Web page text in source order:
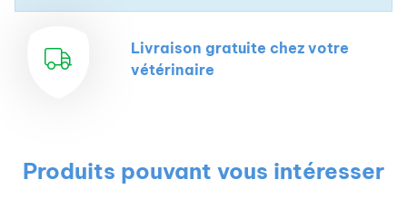
Livraison gratuite chez votre
vétérinaire
Produits pouvant vous intéresser